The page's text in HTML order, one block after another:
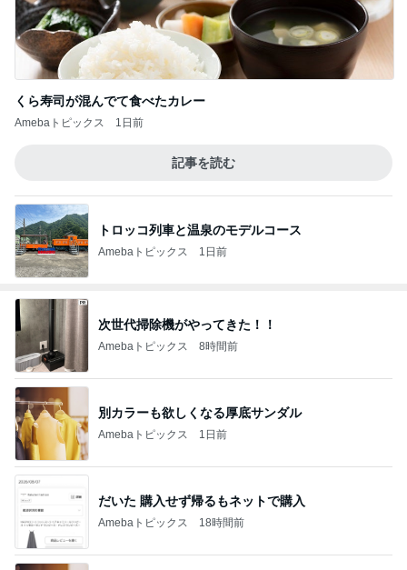
くら寿司が混んでて食べたカレー
Amebaトピックス 1日前
記事を読む
トロッコ列車と温泉のモデルコース
Amebaトピックス 1日前
次世代掃除機がやってきた！！
Amebaトピックス 8時間前
別カラーも欲しくなる厚底サンダル
Amebaトピックス 1日前
だいた 購入せず帰るもネットで購入
Amebaトピックス 18時間前